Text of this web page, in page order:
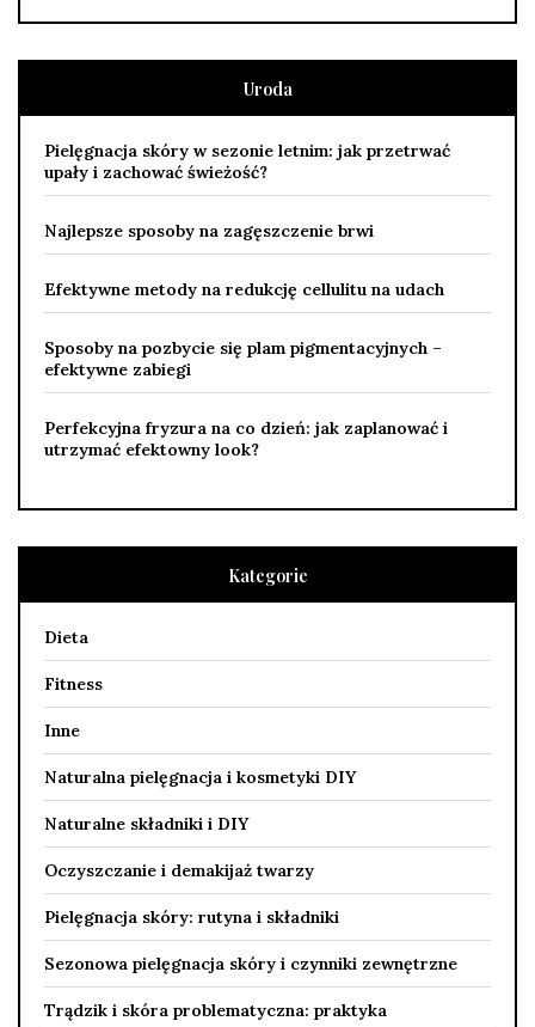
Uroda
Pielęgnacja skóry w sezonie letnim: jak przetrwać
upały i zachować świeżość?
Najlepsze sposoby na zagęszczenie brwi
Efektywne metody na redukcję cellulitu na udach
Sposoby na pozbycie się plam pigmentacyjnych –
efektywne zabiegi
Perfekcyjna fryzura na co dzień: jak zaplanować i
utrzymać efektowny look?
Kategorie
Dieta
Fitness
Inne
Naturalna pielęgnacja i kosmetyki DIY
Naturalne składniki i DIY
Oczyszczanie i demakijaż twarzy
Pielęgnacja skóry: rutyna i składniki
Sezonowa pielęgnacja skóry i czynniki zewnętrzne
Trądzik i skóra problematyczna: praktyka